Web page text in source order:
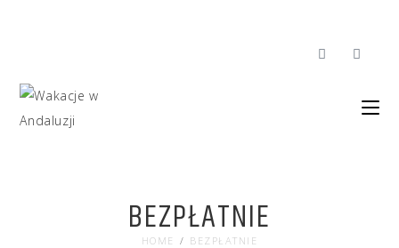
BEZPŁATNIE
HOME / BEZPŁATNIE